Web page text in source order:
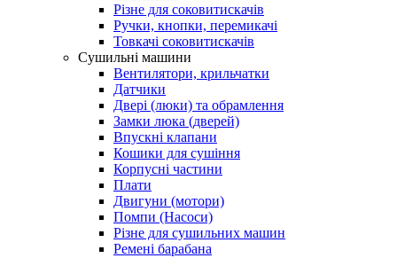
Різне для соковитискачів
Ручки, кнопки, перемикачі
Товкачі соковитискачів
Сушильні машини
Вентилятори, крильчатки
Датчики
Двері (люки) та обрамлення
Замки люка (дверей)
Впускні клапани
Кошики для сушіння
Корпусні частини
Плати
Двигуни (мотори)
Помпи (Насоси)
Різне для сушильних машин
Ремені барабана